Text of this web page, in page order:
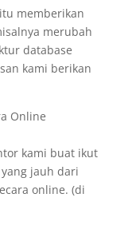
memberikan
merubah
database
kami berikan
Online
kami buat ikut
jauh dari
online. (di